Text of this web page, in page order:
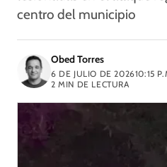
centro del municipio
Obed Torres
6 DE JULIO DE 202610:15
2 MIN DE LECTURA